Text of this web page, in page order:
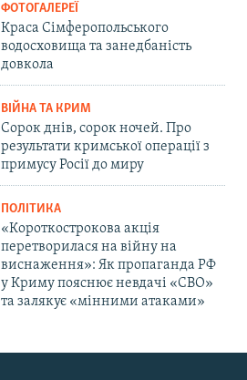
ФОТОГАЛЕРЕЇ
Краса Сімферопольського
водосховища та занедбаність
довкола
ВІЙНА ТА КРИМ
Сорок днів, сорок ночей. Про
результати кримської операції з
примусу Росії до миру
ПОЛІТИКА
«Короткострокова акція
перетворилася на війну на
виснаження»: Як пропаганда РФ
у Криму пояснює невдачі «СВО»
та залякує «мінними атаками»